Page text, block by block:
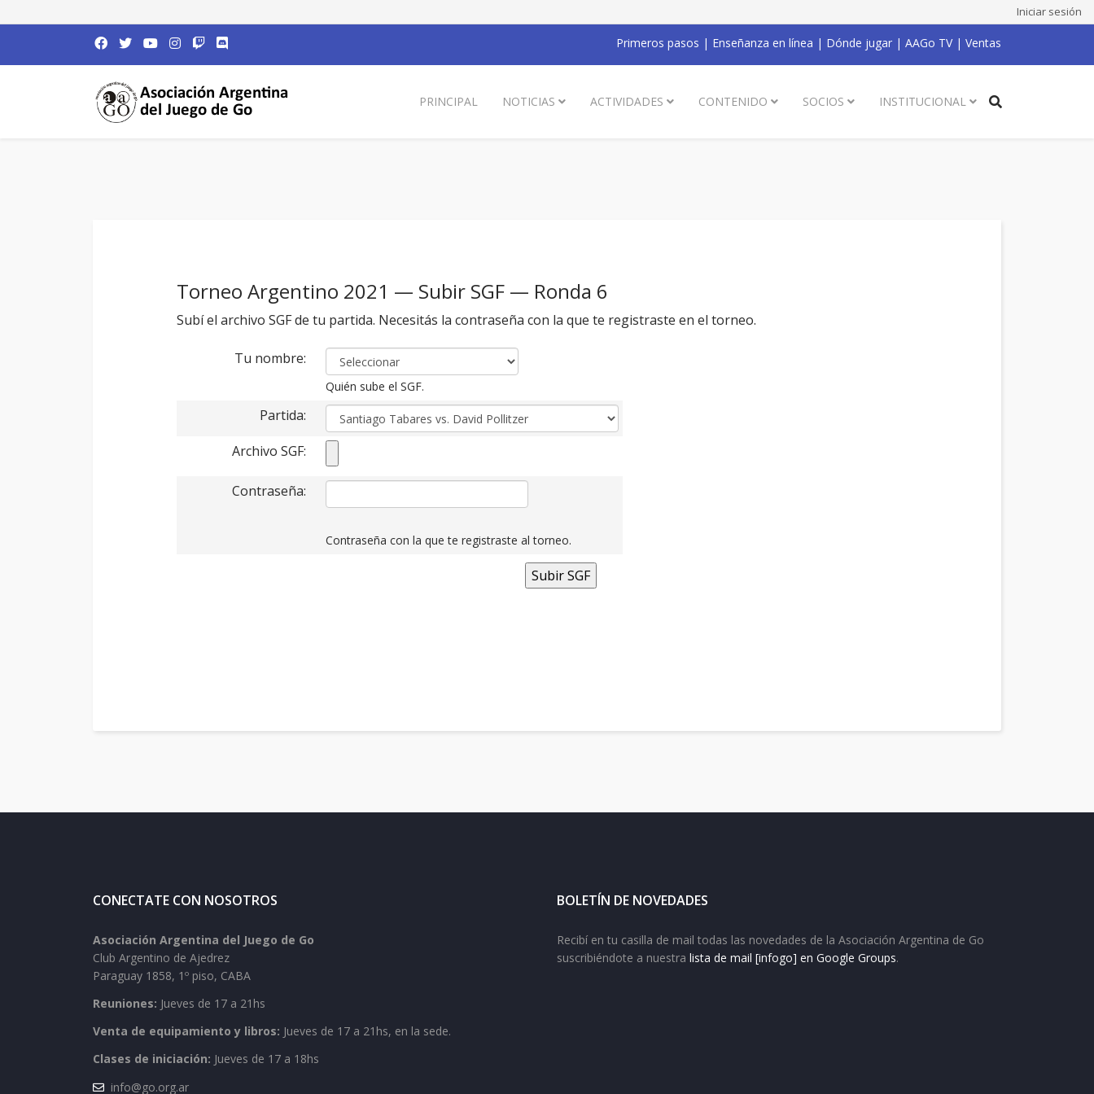
Iniciar sesión
Primeros pasos | Enseñanza en línea | Dónde jugar | AAGo TV| Ventas
PRINCIPAL NOTICIAS ACTIVIDADES CONTENIDO SOCIOS INSTITUCIONAL
Torneo Argentino 2021 — Subir SGF — Ronda 6
Subí el archivo SGF de tu partida. Necesitás la contraseña con la que te registraste en el torneo.
Tu nombre:
Quién sube el SGF.
Partida:
Archivo SGF:
Contraseña:
Contraseña con la que te registraste al torneo.
CONECTATE CON NOSOTROS
Asociación Argentina del Juego de Go
Club Argentino de Ajedrez
Paraguay 1858, 1º piso, CABA
Reuniones: Jueves de 17 a 21hs
Venta de equipamiento y libros: Jueves de 17 a 21hs, en la sede.
Clases de iniciación: Jueves de 17 a 18hs
info@go.org.ar
BOLETÍN DE NOVEDADES
Recibí en tu casilla de mail todas las novedades de la Asociación Argentina de Go
suscribiéndote a nuestra lista de mail [infogo] en Google Groups.